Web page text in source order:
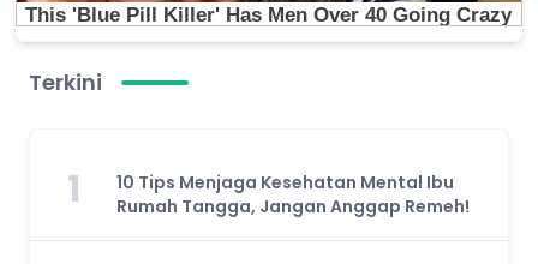
Terkini
1
10 Tips Menjaga Kesehatan Mental Ibu
Rumah Tangga, Jangan Anggap Remeh!